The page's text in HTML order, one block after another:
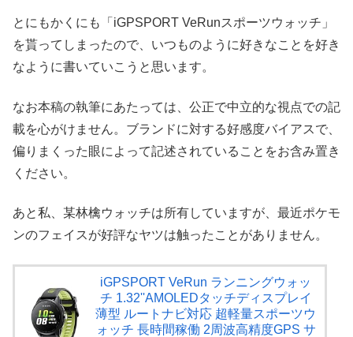
とにもかくにも「iGPSPORT VeRunスポーツウォッチ」
を貰ってしまったので、いつものように好きなことを好き
なように書いていこうと思います。
なお本稿の執筆にあたっては、公正で中立的な視点での記
載を心がけません。ブランドに対する好感度バイアスで、
偏りまくった眼によって記述されていることをお含み置き
ください。
あと私、某林檎ウォッチは所有していますが、最近ポケモ
ンのフェイスが好評なヤツは触ったことがありません。
iGPSPORT VeRun ランニングウォッ
チ 1.32''AMOLEDタッチディスプレイ
薄型 ルートナビ対応 超軽量スポーツウ
ォッチ 長時間稼働 2周波高精度GPS サ